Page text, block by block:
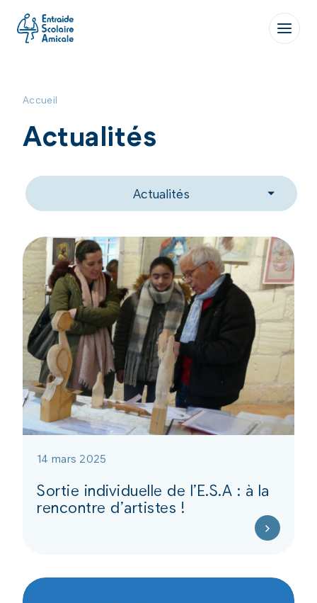
Accueil
Actualités
Actualités
14 mars 2025
Sortie individuelle de l’E.S.A : à la
rencontre d’artistes !